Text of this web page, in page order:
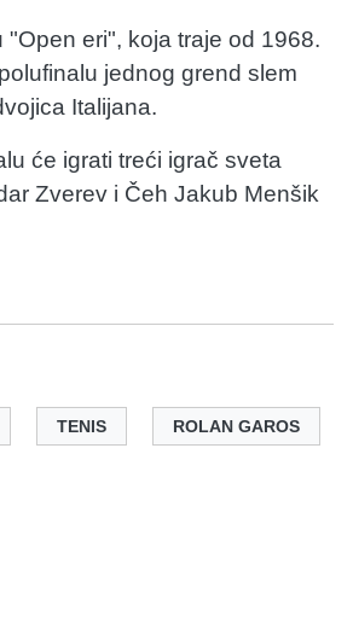
"Open eri", koja traje od 1968.
jednog grend slem
Italijana.
će igrati treći igrač sveta
Zverev i Čeh Jakub Menšik
TENIS ROLAN GAROS